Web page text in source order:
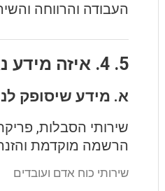
העבודה והרווחה
4. איזה מידע נאסף אודותיי, כיצד ומדוע?
א. מידע שיסופק
שירותי הסבלות,
הרשמה מוקדמת
שירותי כוח אדם ועובדים